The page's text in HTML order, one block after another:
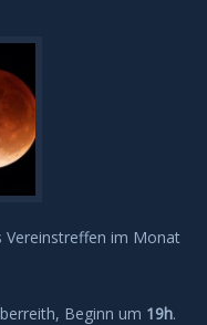
Vereinstreffen im Monat
Beginn um 19h.